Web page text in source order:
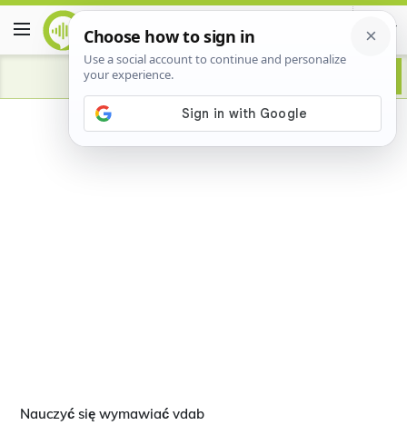
Advertisement
Nauczyć się wymawiać vdab